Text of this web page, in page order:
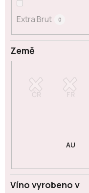
Země
Extra Brut 0
Víno vyrobeno v